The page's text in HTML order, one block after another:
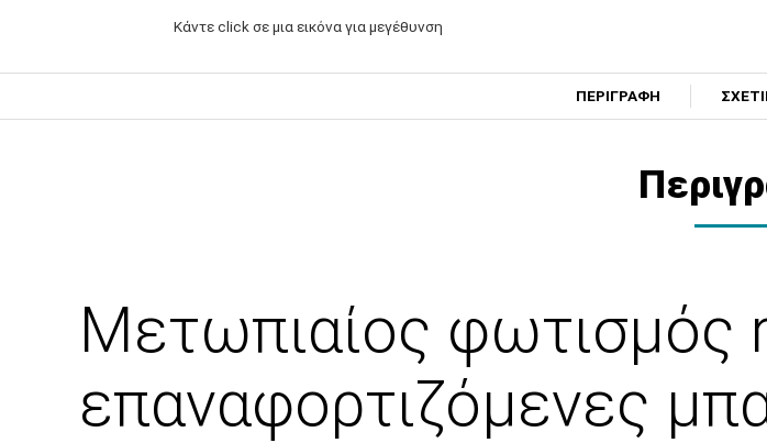
Κάντε click σε μια εικόνα για μεγέθυνση
ΠΕΡΙΓΡΑΦΗ
Μετωπιαίος φωτισμός
επαναφορτιζόμενες